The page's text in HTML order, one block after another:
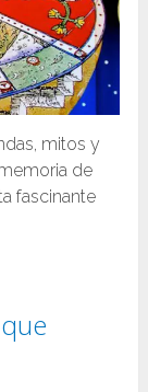
mitos y
de
fascinante